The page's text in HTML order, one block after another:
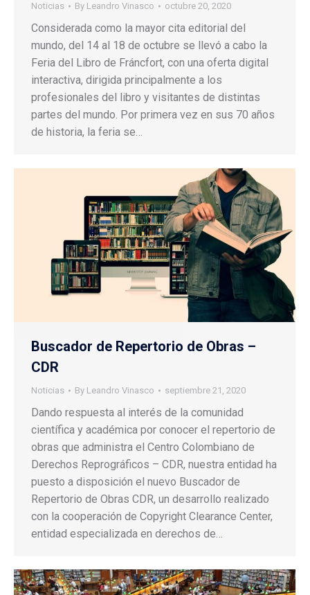
Noticias By Leandro Vinasco octubre 20, 2020
Considerada como la mayor cita editorial del
mundo, del 14 al 18 de octubre se llevó a cabo la
Feria del Libro de Fráncfort, con una oferta digital
interactiva, dirigida principalmente a los
profesionales del libro y visitantes de distintas
partes del mundo. Por primera vez en sus 70 años
de historia, la feria se…
Buscador de Repertorio de Obras –
CDR
Noticias By Leandro Vinasco septiembre 21, 2020
Dando respuesta al interés de la comunidad
científica y académica por conocer el repertorio de
obras que administra el Centro Colombiano de
Derechos Reprográficos – CDR, nuestra entidad ha
puesto a disposición el nuevo Buscador de
Repertorio de Obras CDR, un desarrollo realizado
con la cooperación de Copyright Clearance Center,
entidad especializada en derechos de…